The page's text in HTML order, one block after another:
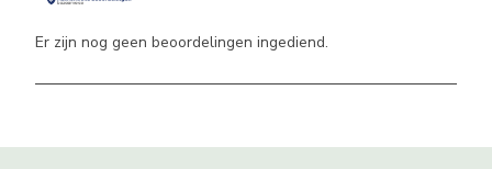
Er zijn nog geen beoordelingen ingediend.